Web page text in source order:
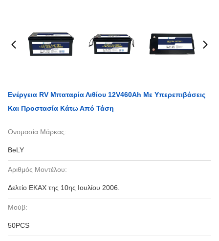
Ενέργεια RV Μπαταρία Λιθίου 12V460Ah Με Υπερεπιβάσεις
Και Προστασία Κάτω Από Τάση
Ονομασία Μάρκας:
BeLY
Αριθμός Μοντέλου:
Δελτίο ΕΚΑΧ της 10ης Ιουλίου 2006.
Μούβ:
50PCS